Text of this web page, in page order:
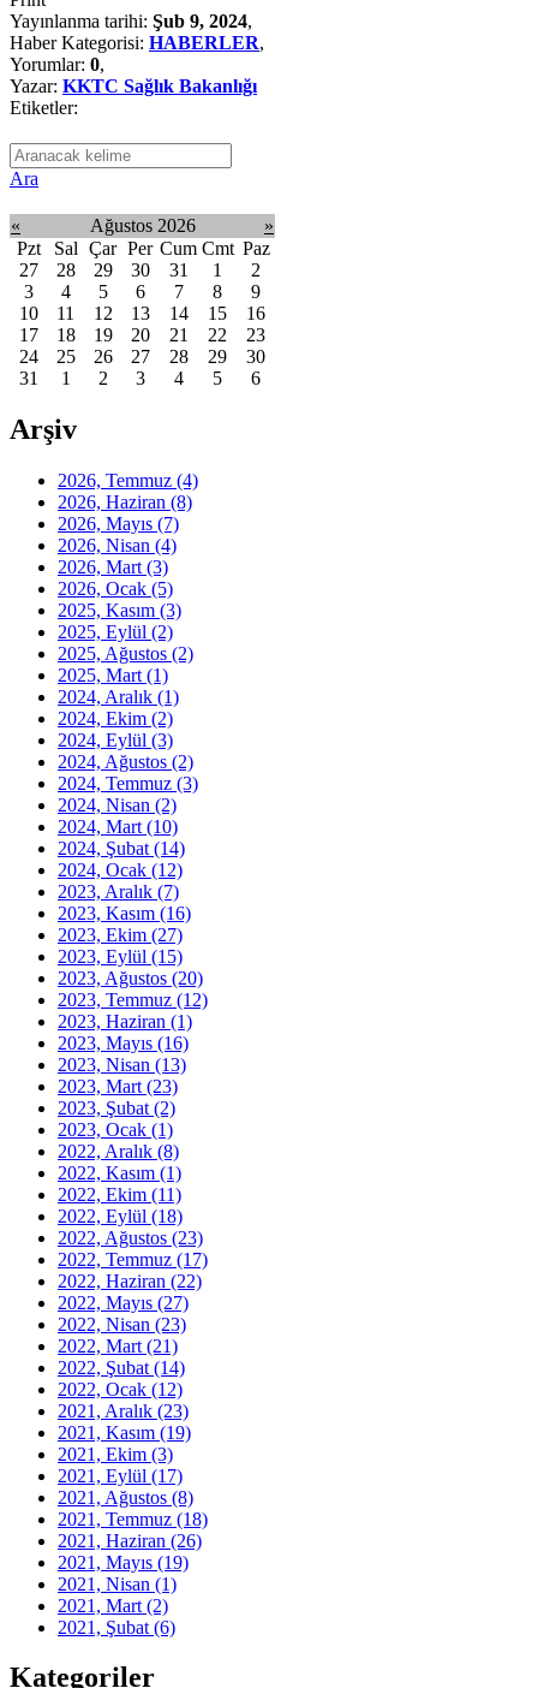
Yayınlanma tarihi: Şub 9, 2024,
Haber Kategorisi: HABERLER,
Yorumlar: 0,
Yazar: KKTC Sağlık Bakanlığı
Etiketler:
Ara
« Ağustos 2026
»
Pzt
Sal Çar Per Cum Cmt Paz
27
28 29 30 31 1
2
3
4 5 6 7 8
9
10
11 12 13 14 15
16
17
18 19 20 21 22
23
24
25 26 27 28 29
30
31
1 2 3 4 5 6
Arşiv
2026, Temmuz (4)
2026, Haziran (8)
2026, Mayıs (7)
2026, Nisan (4)
2026, Mart (3)
2026, Ocak (5)
2025, Kasım (3)
2025, Eylül (2)
2025, Ağustos (2)
2025, Mart (1)
2024, Aralık (1)
2024, Ekim (2)
2024, Eylül (3)
2024, Ağustos (2)
2024, Temmuz (3)
2024, Nisan (2)
2024, Mart (10)
2024, Şubat (14)
2024, Ocak (12)
2023, Aralık (7)
2023, Kasım (16)
2023, Ekim (27)
2023, Eylül (15)
2023, Ağustos (20)
2023, Temmuz (12)
2023, Haziran (1)
2023, Mayıs (16)
2023, Nisan (13)
2023, Mart (23)
2023, Şubat (2)
2023, Ocak (1)
2022, Aralık (8)
2022, Kasım (1)
2022, Ekim (11)
2022, Eylül (18)
2022, Ağustos (23)
2022, Temmuz (17)
2022, Haziran (22)
2022, Mayıs (27)
2022, Nisan (23)
2022, Mart (21)
2022, Şubat (14)
2022, Ocak (12)
2021, Aralık (23)
2021, Kasım (19)
2021, Ekim (3)
2021, Eylül (17)
2021, Ağustos (8)
2021, Temmuz (18)
2021, Haziran (26)
2021, Mayıs (19)
2021, Nisan (1)
2021, Mart (2)
2021, Şubat (6)
Kategoriler